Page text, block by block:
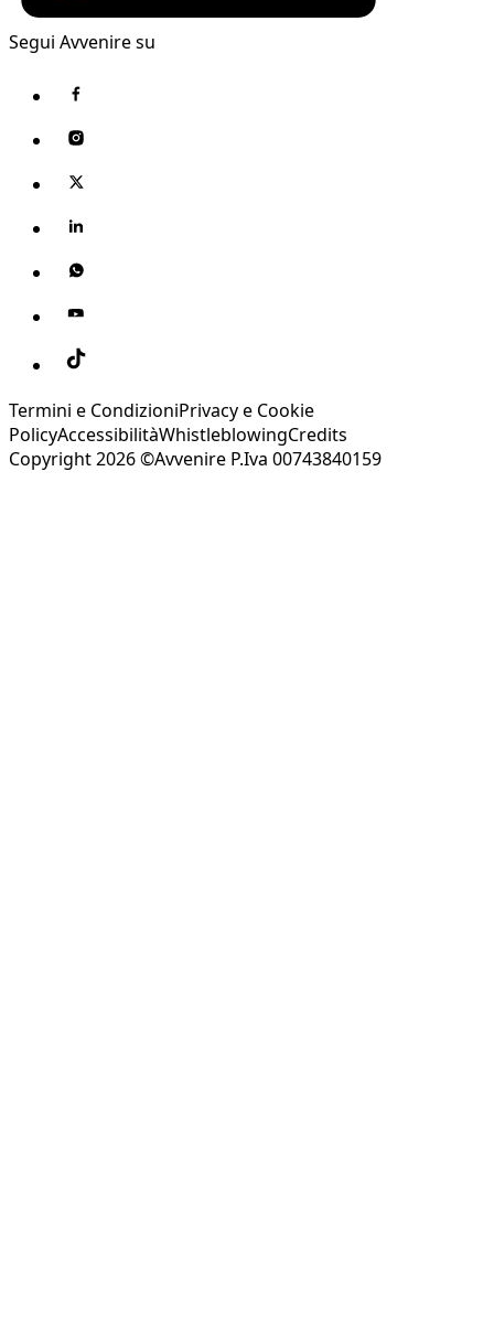
Segui Avvenire su
Termini e CondizioniPrivacy e Cookie
PolicyAccessibilitàWhistleblowingCredits
Copyright 2026 ©Avvenire P.Iva 00743840159